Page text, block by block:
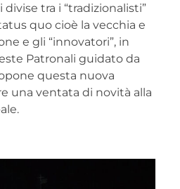
tra i “tradizionalisti”
quo cioè la vecchia e
e gli “innovatori”, in
Patronali guidato da
questa nuova
una ventata di novità alla